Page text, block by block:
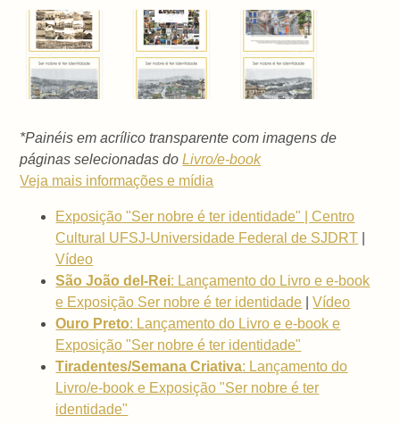
*Painéis em acrílico transparente com imagens de
páginas selecionadas doLivro/e-book
Veja mais informações e mídia
Exposição "Ser nobre é ter identidade" | Centro
Cultural UFSJ-Universidade Federal de SJDRT
Vídeo
São João del-Rei: Lançamento do Livro e e-book
e Exposição Ser nobre é ter identidade |Vídeo
Ouro Preto: Lançamento do Livro e e-book e
Exposição "Ser nobre é ter identidade"
Tiradentes/Semana Criativa: Lançamento do
Livro/e-book e Exposição "Ser nobre é ter
identidade"